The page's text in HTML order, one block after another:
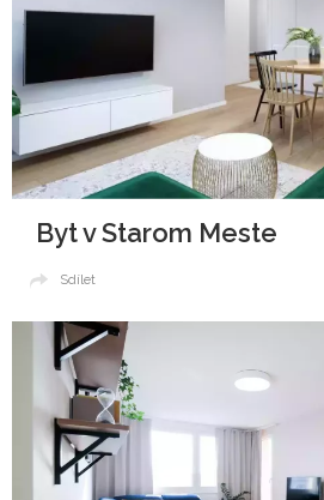
Byt v Starom Meste
Sdílet